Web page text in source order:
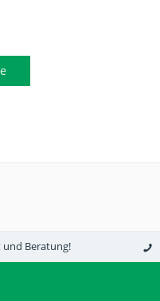
Beratung!